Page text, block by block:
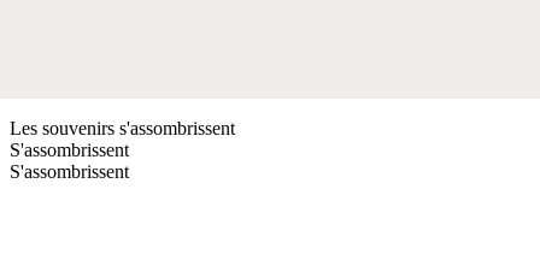
Les souvenirs s'assombrissent
S'assombrissent
S'assombrissent